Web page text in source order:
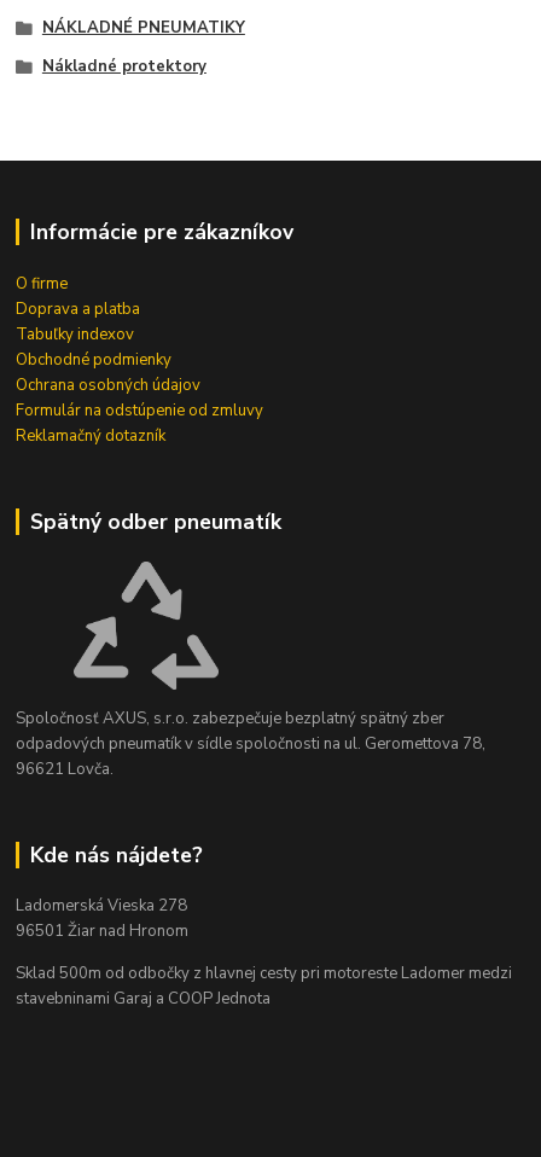
NÁKLADNÉ PNEUMATIKY
Nákladné protektory
Informácie pre zákazníkov
O firme
Doprava a platba
Tabuľky indexov
Obchodné podmienky
Ochrana osobných údajov
Formulár na odstúpenie od zmluvy
Reklamačný dotazník
Spätný odber pneumatík
Spoločnosť AXUS, s.r.o. zabezpečuje bezplatný spätný zber
odpadových pneumatík v sídle spoločnosti na ul. Geromettova 78,
96621 Lovča.
Kde nás nájdete?
Ladomerská Vieska 278
96501 Žiar nad Hronom
Sklad 500m od odbočky z hlavnej cesty pri motoreste Ladomer medzi
stavebninami Garaj a COOP Jednota